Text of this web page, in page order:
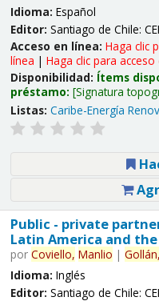
Idioma: Español
Editor: Santiago de Chile:
Acceso en línea: Haga clic
línea | Haga clic para acceso
Disponibilidad: Ítems
préstamo: Signatura
Listas: Caribe-Energía
Public - private
Latin America and
por Coviello, Manlio | Gollán,
Idioma: Inglés
Editor: Santiago de Chile: